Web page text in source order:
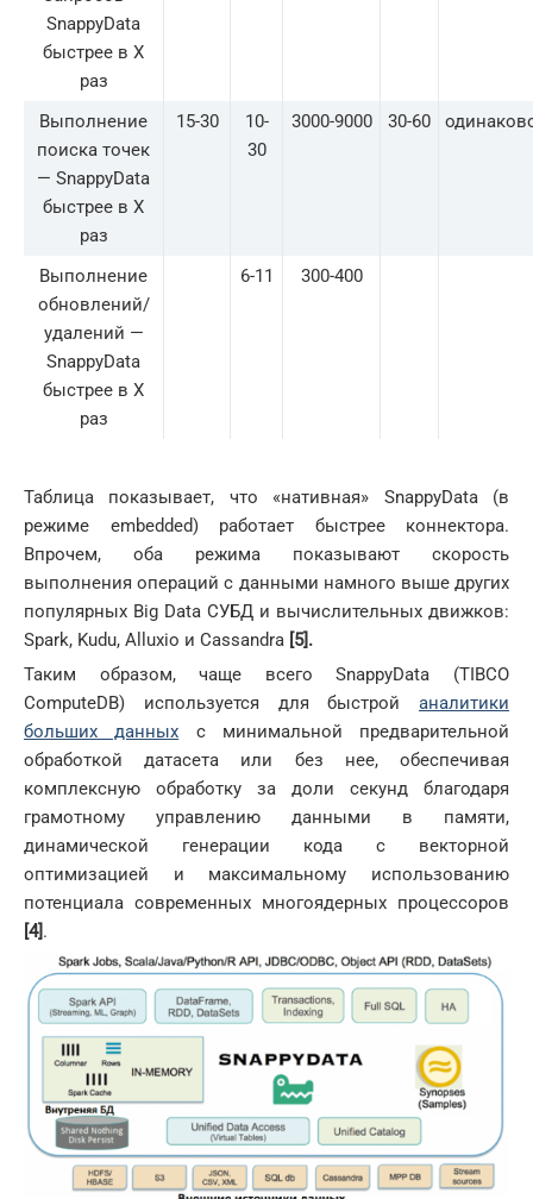
SnappyData
быстрее в Х
раз
Выполнение
поиска точек
— SnappyData
быстрее в Х
раз
15-30
10-
30
3000-9000 30-60
Выполнение
обновлений/
удалений —
SnappyData
быстрее в Х
раз
6-11 300-400
Таблица показывает, что «нативная» SnappyData (в
режиме embedded) работает быстрее коннектора.
Впрочем, оба режима показывают скорость
выполнения операций с данными намного выше других
популярных Big Data СУБД и вычислительных движков:
Spark, Kudu, Alluxio и Cassandra [5].
Таким образом, чаще всего SnappyData (TIBCO
ComputeDB) используется для быстрой аналитики
больших данных с минимальной предварительной
обработкой датасета или без нее, обеспечивая
комплексную обработку за доли секунд благодаря
грамотному управлению данными в памяти,
динамической генерации кода с векторной
оптимизацией и максимальному использованию
потенциала современных многоядерных процессоров
[4].